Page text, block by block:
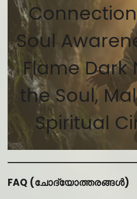
Soul
Flame Dark
the Soul,
Spiritual
FAQ (ചോദ്യോത്തരങ്ങൾ)